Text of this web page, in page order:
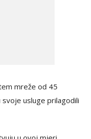
mreže od 45
usluge prilagodili